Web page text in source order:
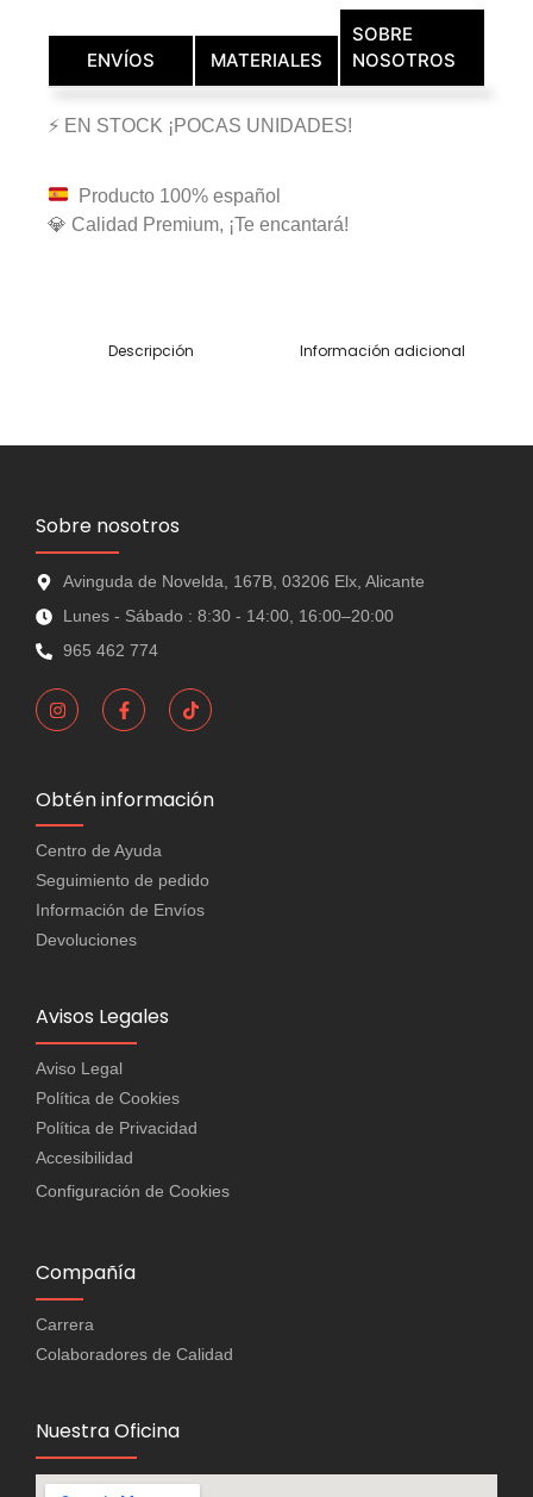
ENVÍOS MATERIALES
SOBRE
NOSOTROS
⚡ EN STOCK ¡POCAS UNIDADES!
Producto 100% español
💎 Calidad Premium, ¡Te encantará!
Descripción Información adicional
Sobre nosotros
Avinguda de Novelda, 167B, 03206 Elx, Alicante
Lunes - Sábado : 8:30 - 14:00, 16:00–20:00
965 462 774
Obtén información
Centro de Ayuda
Seguimiento de pedido
Información de Envíos
Devoluciones
Avisos Legales
Aviso Legal
Política de Cookies
Política de Privacidad
Accesibilidad
Configuración de Cookies
Compañía
Carrera
Colaboradores de Calidad
Nuestra Oficina